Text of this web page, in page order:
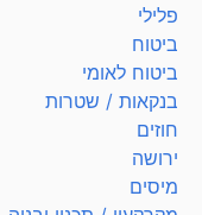
פלילי
ביטוח
ביטוח לאומי
בנקאות / שטרות
חוזים
ירושה
מיסים